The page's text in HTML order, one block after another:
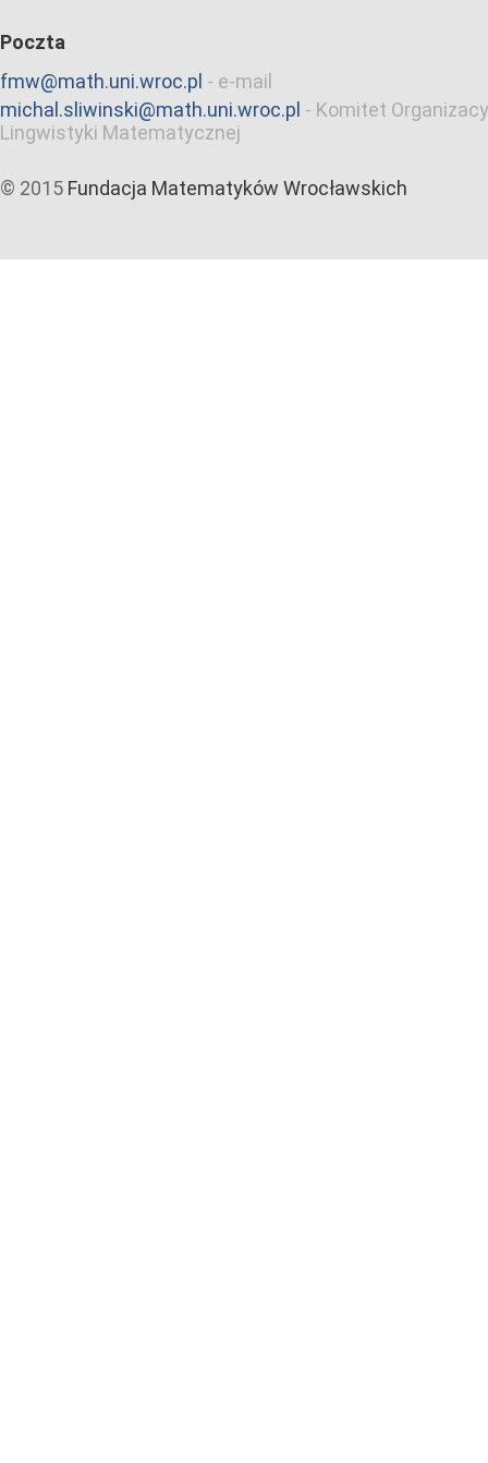
Poczta
fmw@math.uni.wroc.pl - e-mail
michal.sliwinski@math.uni.wroc.pl - Komitet
Lingwistyki Matematycznej
© 2015 Fundacja Matematyków Wrocławskich